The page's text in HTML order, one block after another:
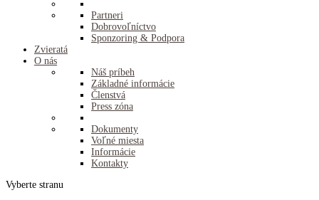
Partneri
Dobrovoľníctvo
Sponzoring & Podpora
Zvieratá
O nás
Náš príbeh
Základné informácie
Členstvá
Press zóna
Dokumenty
Voľné miesta
Informácie
Kontakty
Vyberte stranu